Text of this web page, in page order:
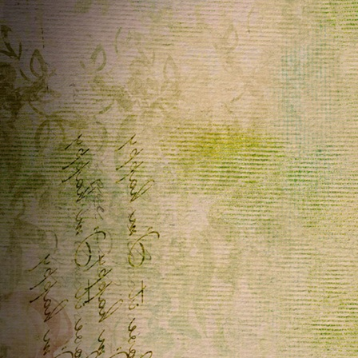
ૡScritto in Home
DanyGraphic~06/04/2026 20:14:40
Ciao Penny , grazie per il tuo consiglio, sei sempre un punto
di riferimento . Un abbraccione a te . Ti auguro una buona
serata
ૡScritto inHome
DanyGraphic~06/04/2026 13:51:58
Ciao Penny e buona Pasquetta , oggi casualmente ho dato
occhiata alle pagine con testo scorrevole che volevo
sistemare e magicamente funziona tutto come prima ,
compreso le stelline che scendono sulle immagini .....è un
caso che tu sappia ....? io non trovo nulla a riguardo, ma
credo rimetterò le pagine online . Buonissima giornata
ૡScritto inHome
ૡPenelope♥ ~ 04/04/2026 17:38:15
Grazie infinite Bibi e Krault un abbraccio forte forte Buona